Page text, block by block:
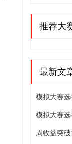
推荐大
最新文